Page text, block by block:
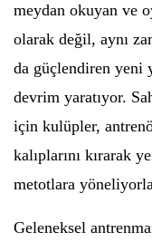
meydan okuyan ve
olarak değil, aynı
da güçlendiren yeni
devrim yaratıyor.
için kulüpler,
kalıplarını kırarak
metotlara
Geleneksel